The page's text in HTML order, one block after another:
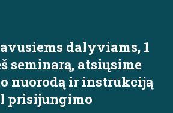
dalyviams, 1
seminarą, atsiųsime
nuorodą ir instrukciją
prisijungimo